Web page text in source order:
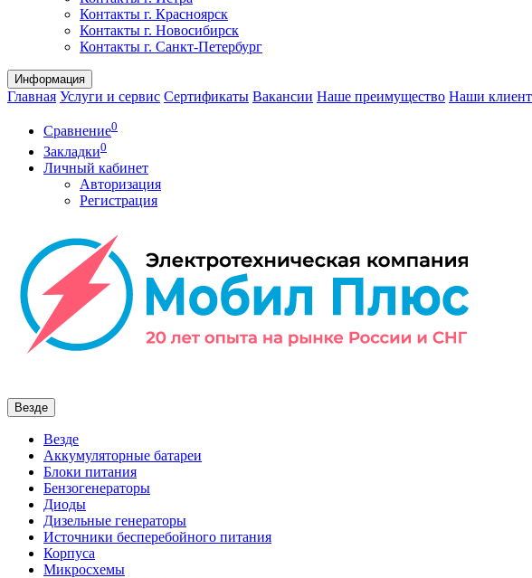
Контакты г. Красноярск
Контакты г. Новосибирск
Контакты г. Санкт-Петербург
Информация
Главная Услуги и сервис Сертификаты Вакансии Наше преимущество Наши
Сравнение0
Закладки0
Личный кабинет
Авторизация
Регистрация
Везде
Везде
Аккумуляторные батареи
Блоки питания
Бензогенераторы
Диоды
Дизельные генераторы
Источники бесперебойного питания
Корпуса
Микросхемы